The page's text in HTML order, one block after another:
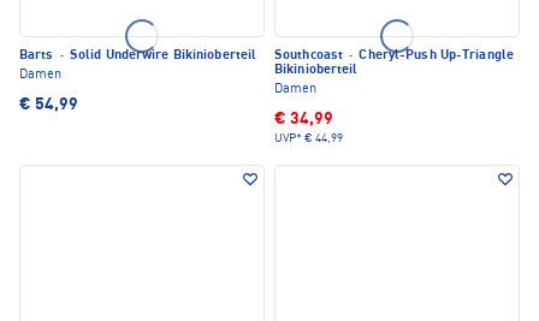
Barts · Solid Underwire Bikinioberteil
Damen
€ 54,99
Southcoast · Cheryl-Push Up-Triangle
Bikinioberteil
Damen
€ 34,99
UVP* € 44,99